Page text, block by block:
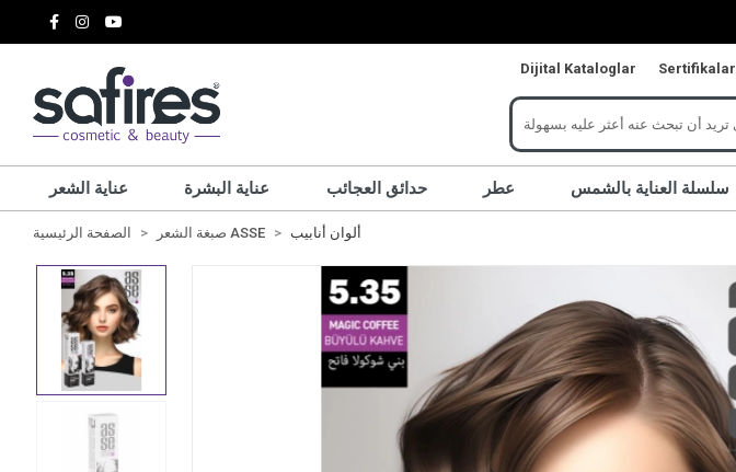
Dijital Kataloglar Sertifikalar
عناية الشعر عناية البشرة حدائق العجائب عطر سلسلة العناية بالشمس
الصفحة الرئيسية صبغة الشعر ASSE ألوان أنابيب